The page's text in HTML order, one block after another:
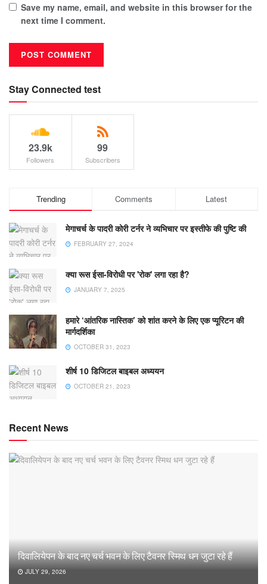
Save my name, email, and website in this browser for the
next time I comment.
Stay Connected test
23.9k
Followers
99
Subscribers
Trending Comments Latest
मेगाचर्च के पादरी कोरी टर्नर ने व्यभिचार पर इस्तीफे की पुष्टि की
FEBRUARY 27, 2024
क्या रूस ईसा-विरोधी पर 'रोक' लगा रहा है?
JANUARY 7, 2025
हमारे ‘आंतरिक नास्तिक’ को शांत करने के लिए एक प्यूरिटन की
मार्गदर्शिका
OCTOBER 31, 2023
शीर्ष 10 डिजिटल बाइबल अध्ययन
OCTOBER 21, 2023
Recent News
दिवालियेपन के बाद नए चर्च भवन के लिए टैवनर स्मिथ धन जुटा रहे हैं
JULY 29, 2026